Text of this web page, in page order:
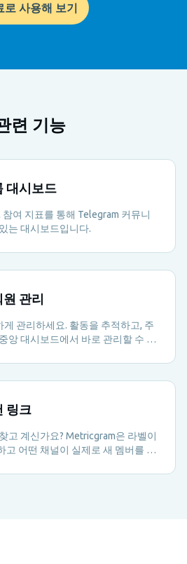
로 사용해 보기
련 기능
대시보드
여 지표를 통해 Telegram 커뮤니
는 대시보드입니다.
관리
관리하세요. 활동을 추적하고, 주
앙 대시보드에서 바로 관리할 수 있
링크
고 계신가요? Metricgram은 라벨이
고 어떤 채널이 실제로 새 멤버를 그